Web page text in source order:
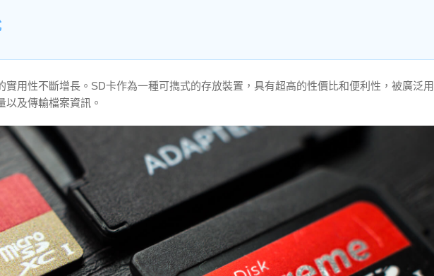
實用性不斷增長。SD卡作為一種可擕式的存放裝置，具有超高的性價比和便利性，被廣泛用
及傳輸檔案資訊。